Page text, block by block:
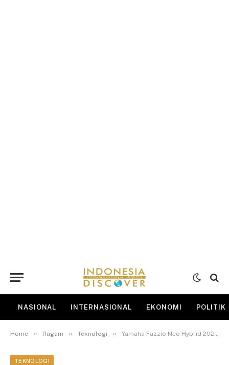
NASIONAL INTERNASIONAL EKONOMI POLITIK
Home » Ragam » Teknologi » Yamaha Fazzio Neo Hybrid 2026 Hadir dalam Warna Ungu, Skutik Hibrid Retro yang Kian Populer
TEKNOLOGI